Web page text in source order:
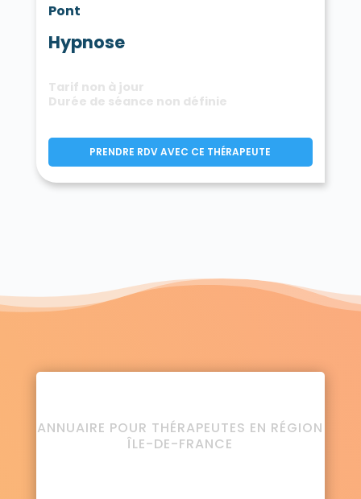
Pont
Hypnose
Tarif non à jour
Durée de séance non définie
PRENDRE RDV AVEC CE THÉRAPEUTE
ANNUAIRE POUR THÉRAPEUTES EN RÉGION
ÎLE-DE-FRANCE